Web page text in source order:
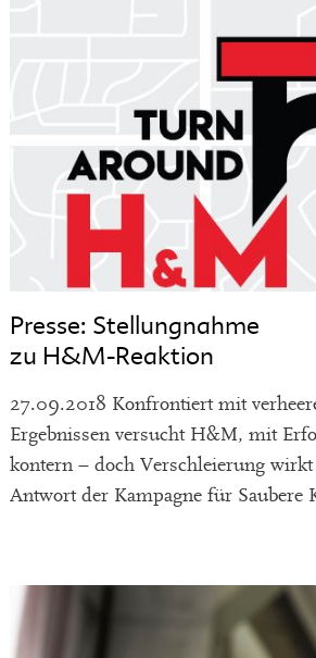
Presse: Stellungnahme
zu H&M-Reaktion
27.09.2018 Konfrontiert mit
Ergebnissen versucht H&M, mit
kontern – doch Verschleierung
Antwort der Kampagne für Saubere